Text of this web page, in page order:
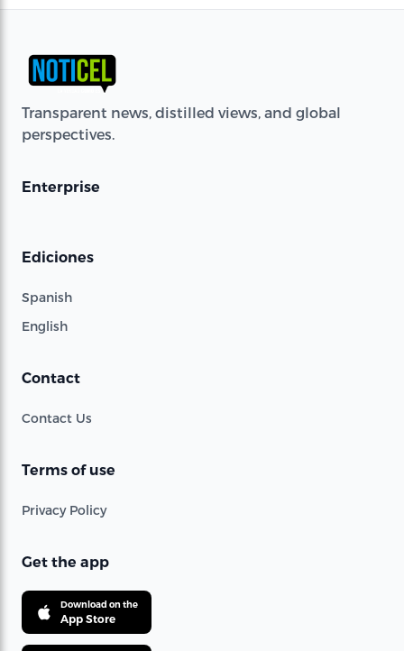
Transparent news, distilled views, and global
perspectives.
Enterprise
Ediciones
Spanish
English
Contact
Contact Us
Terms of use
Privacy Policy
Get the app
Download on the
App Store